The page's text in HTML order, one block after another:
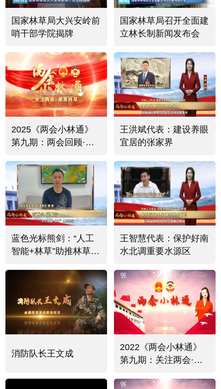
国家林草局大兴安岭前
哨干部学院揭牌
国家林草局召开全面建
立林长制新闻发布会
2025《两会小林通》
第九期：两会回顾·书
色发展
王洪斌代表：建设养眼
宜居的张家界
蓝色光标熊剑：“人工
智能+林草”助推林草事
王智慧代表：保护好南
水北调重要水源区
消防队长王文成
2022《两会小林通》
第九期：关注两会·聚